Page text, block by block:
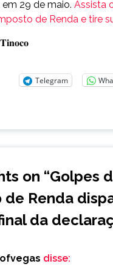
29 de maio. Assista
de Renda e tire
Telegram
on “Golpes
de Renda
da
disse: